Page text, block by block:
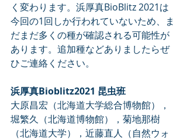
く変わります。浜厚真BioBlitz 2021は
今回の1回しか行われていないため、ま
だまだ多くの種が確認される可能性が
あります。追加種などありましたらぜ
ひご連絡ください。
浜厚真Bioblitz2021 昆虫班
大原昌宏（北海道大学総合博物館），
堀繁久（北海道博物館），菊地那樹
（北海道大学），近藤直人（自然ウォ